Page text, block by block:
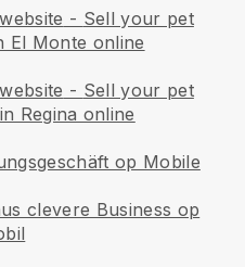
- Sell your pet
El Monte online
- Sell your pet
Regina online
op Mobile
clevere Business op